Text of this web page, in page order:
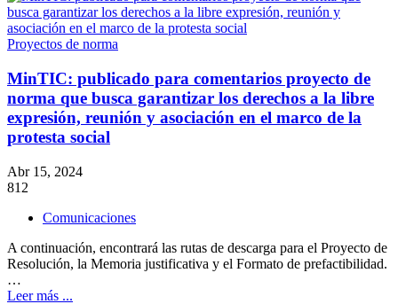
Proyectos de norma
MinTIC: publicado para comentarios proyecto de
norma que busca garantizar los derechos a la libre
expresión, reunión y asociación en el marco de la
protesta social
Abr 15, 2024
812
Comunicaciones
A continuación, encontrará las rutas de descarga para el Proyecto de
Resolución, la Memoria justificativa y el Formato de prefactibilidad.
…
Leer más ...